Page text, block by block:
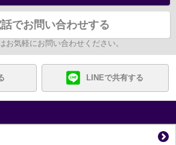
話でお問い合わせする
お気軽にお問い合わせください。
LINEで共有する